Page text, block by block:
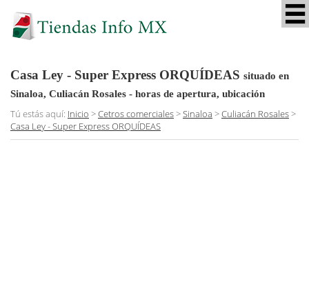
Casa Ley - Super Express ORQUÍDEAS situado en
Sinaloa, Culiacán Rosales - horas de apertura, ubicación
Tú estás aquí: Inicio >Cetros comerciales>Sinaloa >Culiacán Rosales>
Casa Ley - Super Express ORQUÍDEAS